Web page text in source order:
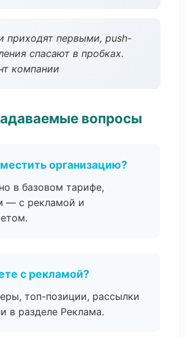
приходят первыми, push-
спасают в пробках.
компании
вопросы
организацию?
в базовом тарифе,
— с рекламой и
с рекламой?
топ-позиции, рассылки
в разделе Реклама.